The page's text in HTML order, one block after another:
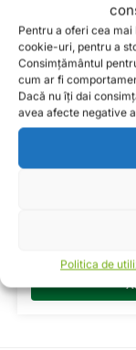
Pentru a oferi cea
cookie-uri, pentru a
Consimțământul
cum ar fi
Dacă nu îți dai
avea afecte negative
Politica de
Etichete:
Filtru Aer Moto